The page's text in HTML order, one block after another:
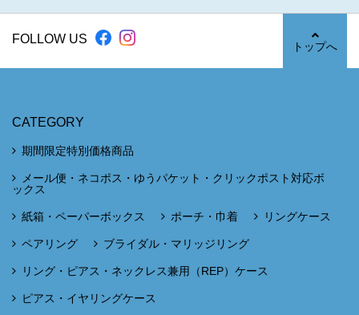
FOLLOW US
トップへ
CATEGORY
期間限定特別価格商品
メール便・ネコポス・ゆうパケット・クリックポスト対応ボ
ックス
紙箱・ペーパーボックス ポーチ・巾着 リングケース
ペアリング ブライダル・マリッジリング
リング・ピアス・ネックレス兼用（REP）ケース
ピアス・イヤリングケース